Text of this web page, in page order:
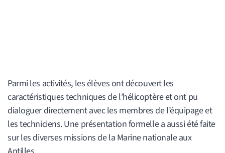
Parmi les activités, les élèves ont découvert les
caractéristiques techniques de l’hélicoptère et ont pu
dialoguer directement avec les membres de l’équipage et
les techniciens. Une présentation formelle a aussi été faite
sur les diverses missions de la Marine nationale aux